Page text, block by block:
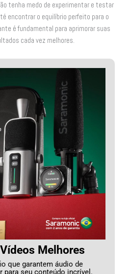
tenha medo de experimentar e testar
encontrar o equilíbrio perfeito para o
é fundamental para aprimorar suas
cada vez melhores.
Melhores
que garantem áudio de
para seu conteúdo incrível.